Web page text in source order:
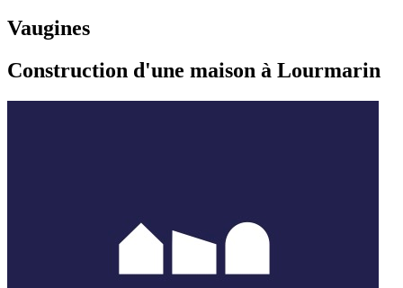
Vaugines
Construction d'une maison à Lourmarin